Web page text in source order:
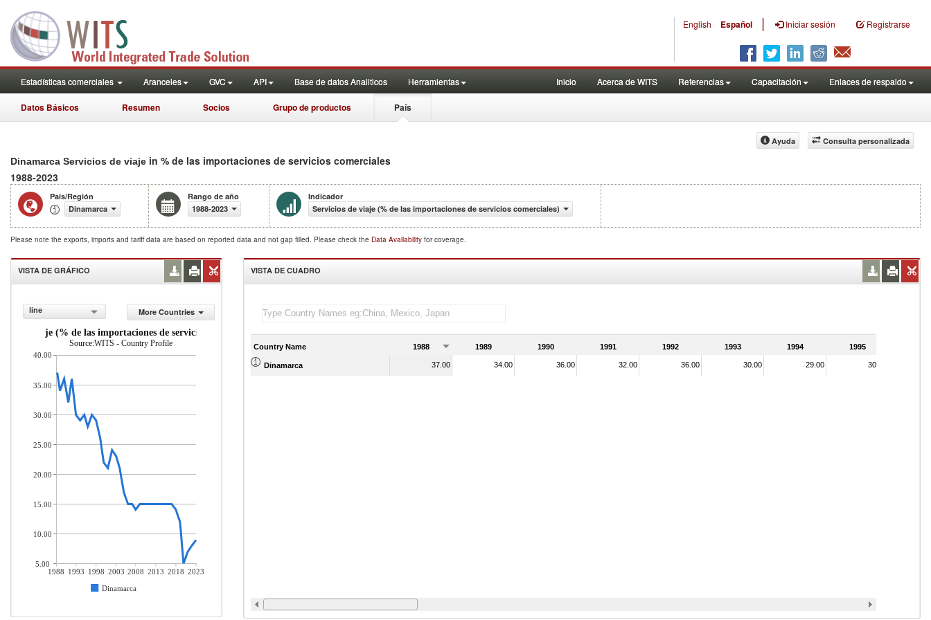
English Español | Iniciar sesión Registrarse
Estadísticas comerciales Aranceles GVC API Base de datos Analiticos Herramientas Inicio Acerca de WITS Referencias Capacitación Enlaces de respaldo
Datos Básicos Resumen Socios Grupo de productos País
Consulta personalizada
Ayuda
Dinamarca Servicios de viaje in % de las importaciones de servicios comerciales
1988-2023
País/Región
Dinamarca
Rango de año
1988-2023
Indicador
Servicios de viaje (% de las importaciones de servicios comerciales)
Please note the exports, imports and tariff data are based on reported data and not gap filled. Please check the Data Availability for coverage.
VISTA DE GRÁFICO
line
More Countries
de viaje (% de las importaciones de servicios comerciales)
Source:WITS - Country Profile
1988 1993 1998 2003 2008 2013 2018 2023
Dinamarca
40.00
35.00
30.00
25.00
20.00
15.00
10.00
5.00
VISTA DE CUADRO
Country Name 1988 1989 1990 1991 1992 1993 1994 1995
Dinamarca 37.00 34.00 36.00 32.00 36.00 30.00 29.00 30.00